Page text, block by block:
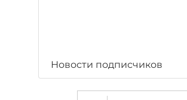
Новости подписчиков